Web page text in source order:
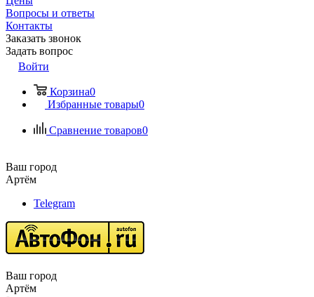
Вопросы и ответы
Контакты
Заказать звонок
Задать вопрос
Войти
Корзина0
Избранные товары0
Сравнение товаров0
Ваш город
Артём
Telegram
Ваш город
Артём